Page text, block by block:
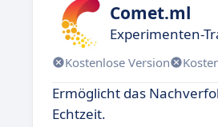
Comet.ml
Experimenten-
Kostenlose Version
Ermöglicht das
Echtzeit.